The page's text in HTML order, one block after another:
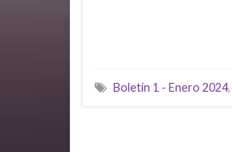
Boletín 1 - Enero 2024,